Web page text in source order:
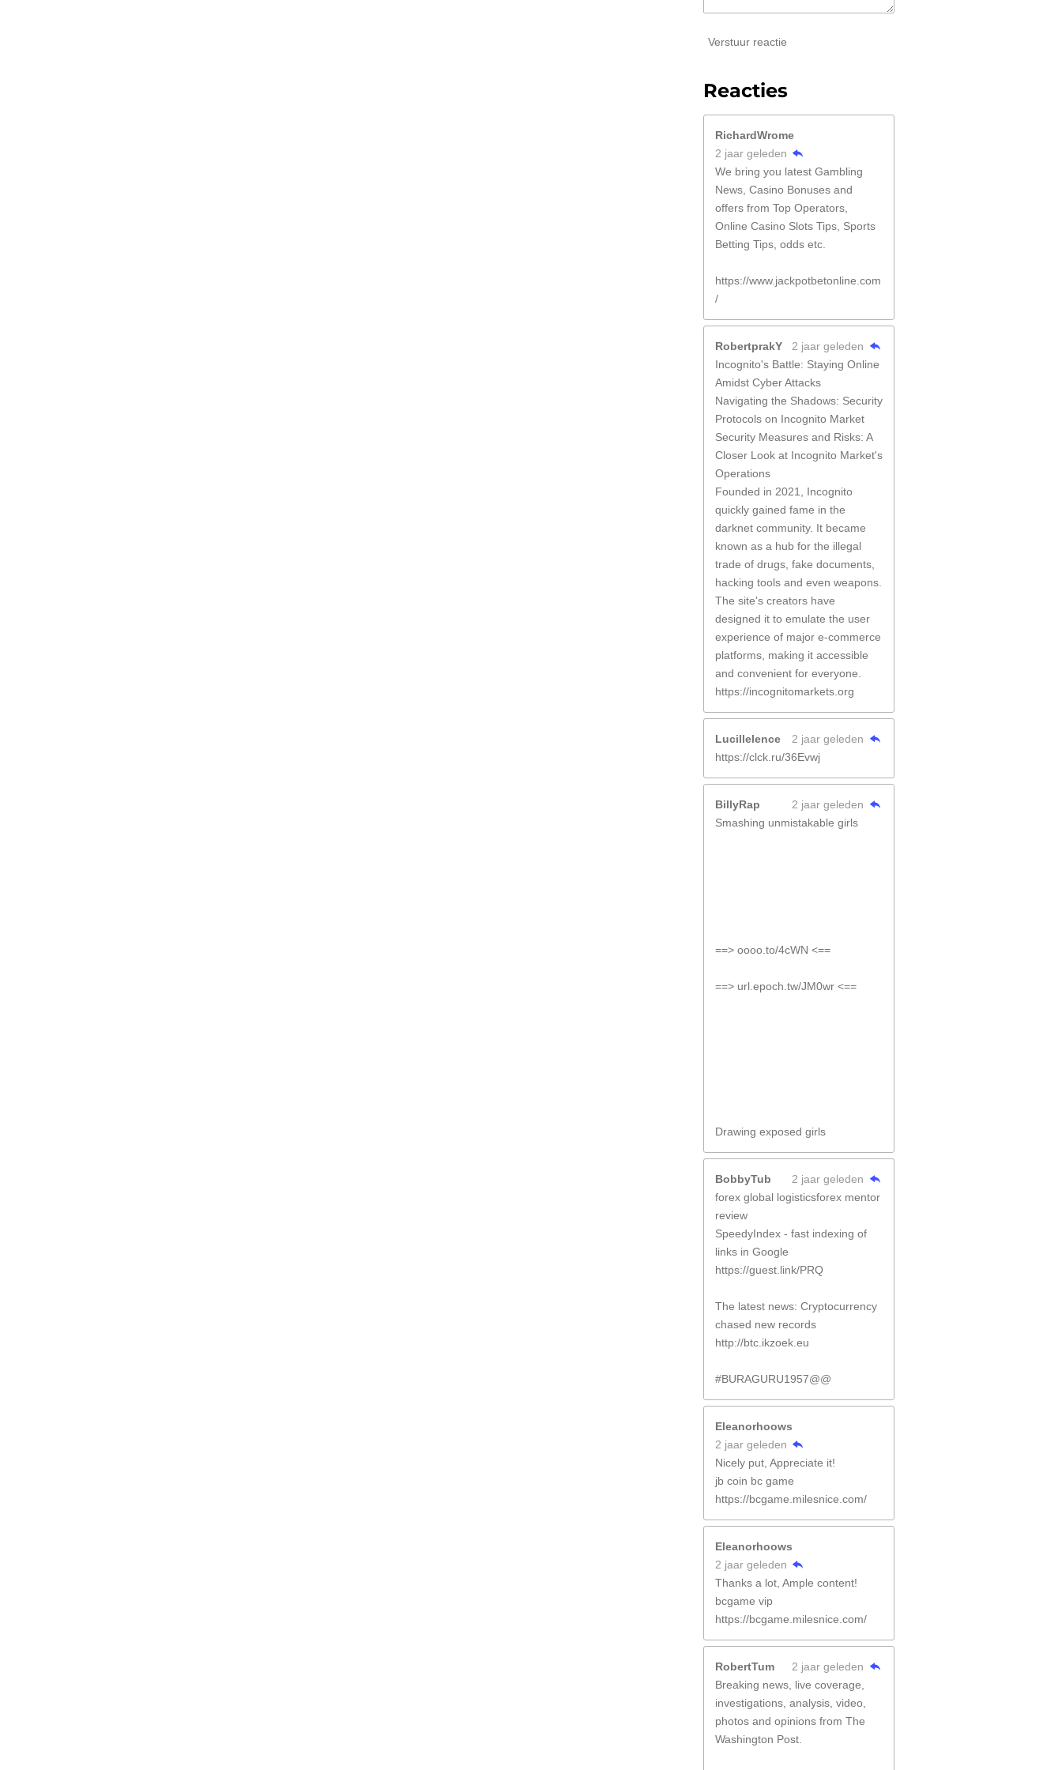
Verstuur reactie
Reacties
RichardWrome
2 jaar geleden
We bring you latest Gambling
News, Casino Bonuses and
offers from Top Operators,
Online Casino Slots Tips, Sports
Betting Tips, odds etc.
https://www.jackpotbetonline.com
/
RobertprakY
2 jaar geleden
Incognito's Battle: Staying Online
Amidst Cyber Attacks
Navigating the Shadows: Security
Protocols on Incognito Market
Security Measures and Risks: A
Closer Look at Incognito Market's
Operations
Founded in 2021, Incognito
quickly gained fame in the
darknet community. It became
known as a hub for the illegal
trade of drugs, fake documents,
hacking tools and even weapons.
The site's creators have
designed it to emulate the user
experience of major e-commerce
platforms, making it accessible
and convenient for everyone.
https://incognitomarkets.org
Lucillelence
2 jaar geleden
https://clck.ru/36Evwj
BillyRap
2 jaar geleden
Smashing unmistakable girls
==> oooo.to/4cWN <==
==> url.epoch.tw/JM0wr <==
Drawing exposed girls
BobbyTub
2 jaar geleden
forex global logisticsforex mentor
review
SpeedyIndex - fast indexing of
links in Google
https://guest.link/PRQ
The latest news: Cryptocurrency
chased new records
http://btc.ikzoek.eu
#BURAGURU1957@@
Eleanorhoows
2 jaar geleden
Nicely put, Appreciate it!
jb coin bc game
https://bcgame.milesnice.com/
Eleanorhoows
2 jaar geleden
Thanks a lot, Ample content!
bcgame vip
https://bcgame.milesnice.com/
RobertTum
2 jaar geleden
Breaking news, live coverage,
investigations, analysis, video,
photos and opinions from The
Washington Post.